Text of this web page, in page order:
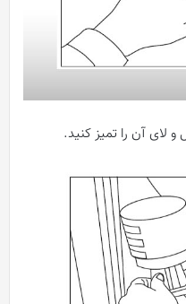
لای آن را تمیز کنید.